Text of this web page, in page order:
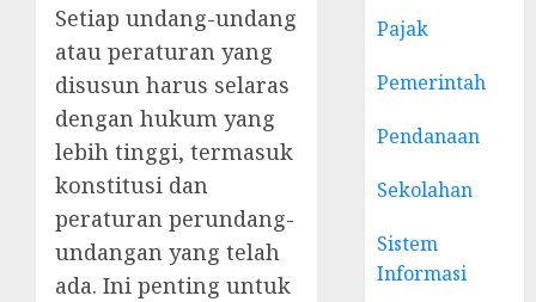
Setiap undang-undang
atau peraturan yang
disusun harus selaras
dengan hukum yang
lebih tinggi, termasuk
konstitusi dan
peraturan perundang-
undangan yang telah
ada. Ini penting untuk
Pajak
Pemerintah
Pendanaan
Sekolahan
Sistem
Informasi